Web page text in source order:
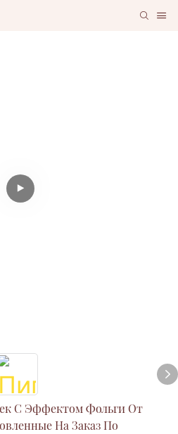
С Эффектом Фольги От
На Заказ По